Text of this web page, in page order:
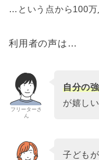
…という点から100万
利用者の声は…
フリーターさ
ん
自分の
が嬉しい
子ども